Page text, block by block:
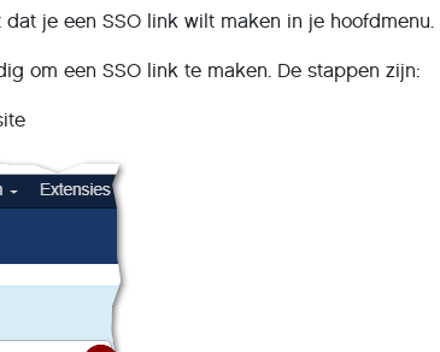
je een SSO link wilt maken in je hoofdmenu.
om een SSO link te maken. De stappen zijn: